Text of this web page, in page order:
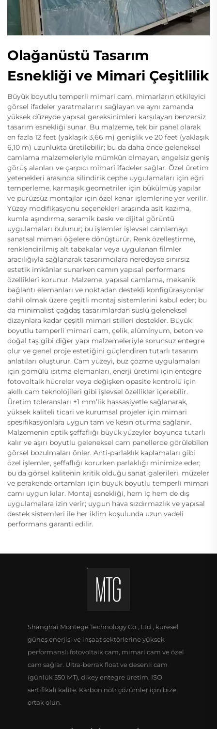
Olağanüstü Tasarım
Esnekliği ve Mimari Çeşitlilik
Büyük boyutlu temperli mimari cam, mimarların etkileyici
görsel ifadeler yaratmalarını sağlayan ve aynı zamanda
yüksek düzeyde yapısal gereksinimleri karşılayan benzersiz
tasarım esnekliği sunar. Bu malzeme, tek bir panel olarak
en fazla 12 feet (yaklaşık 3,66 m) genişlik ve 20 feet (yaklaşık
6,10 m) uzunlukta üretilebilir; bu da daha önce geleneksel
camlama malzemeleriyle mümkün olmayan, engelsiz geniş
görüş alanları ve çarpıcı mimari ifadeler sağlar. Özel üretim
yetenekleri arasında silindirik cephe uygulamaları için eğri
temperleme, karmaşık geometriler için bükülmüş yapılar
ve pürüzsüz montajlar için özel kenar işlemlerine yer verilir.
Yüzey modifikasyonu seçenekleri arasında asit kazıma,
kumla aşındırma, seramik baskı ve dijital görüntü
uygulamaları bulunur; bu işlemler işlevsel camlamayı
sanatsal mimari öğelere dönüştürür. Renk özelleştirme,
renklendirilmiş alt tabakalar veya uygulanan filmler
aracılığıyla sağlanarak tasarımcılara neredeyse sınırsız
estetik imkânlar sunarken camın yapısal performans
özellikleri korunur. Malzeme, yapısal camlama, mekanik
bağlantı elemanları ve noktadan destekli konfigürasyonlar
dahil olmak üzere çeşitli montaj sistemlerini kabul eder; bu
da minimalist çağdaş tasarımlardan süslü geleneksel
dizaynlara kadar çeşitli mimari stilleri destekler. Büyük
boyutlu temperli mimari cam, çelik, alüminyum, beton ve
doğal taş gibi diğer yapı malzemeleriyle sorunsuz entegre
olur ve genel proje estetiğini güçlendiren tutarlı tasarım
anlatıları oluşturur. Cam yüzeyi, buz çözme uygulamaları
için gömülü ısıtma elemanları, enerji üretimi için entegre
fotovoltaik hücreler veya değişken opasite kontrolü için
akıllı cam teknolojileri gibi işlevsel özellikler içerebilir.
Üretim toleransları ±1 mm’lik hassasiyetle sağlanarak,
yüksek kaliteli ticari ve kurumsal projeler için mimari
spesifikasyonlara uygun tam ve kesin oturma sağlanır.
Malzemenin optik şeffaflığı büyük yüzeyler boyunca tutarlı
kalır ve aşırı boyutlu geleneksel cam panellerde görülebilen
görsel bozulmaları önler. Anti-parlaklık kaplamaları gibi
özel işlemler, şeffaflığı korurken parlaklığı minimize eder;
bu da görsel kalitenin kritik olduğu sanat galerileri, müzeler
ve perakende ortamları için büyük boyutlu temperli mimari
camı uygun kılar. Montaj esnekliği, hem iç hem de dış
uygulamalara izin verir; uygun hava sızdırmazlık ve yapısal
destek sistemleri ile her iklim koşulunda uzun vadeli
performans garanti edilir.
Shanghai Montege Technology Co., Ltd., küresel
güneş enerjisi ve inşaat sektörlerine yüksek
performanslı fotovoltaik cam, mimari cam ve özel
cam sağlar. Ultra-berrak float ve desenli cam
(günlük 550 MT), dikey entegre üretim, ISO
sertifikalı kalite. Karbon nötr çözümler için bize
ortak olun.